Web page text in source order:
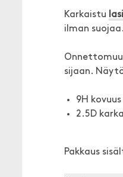
Karkaistu lasi
ilman suojaa.
sijaan.
9H kovuus
2.5D
Pakkaus